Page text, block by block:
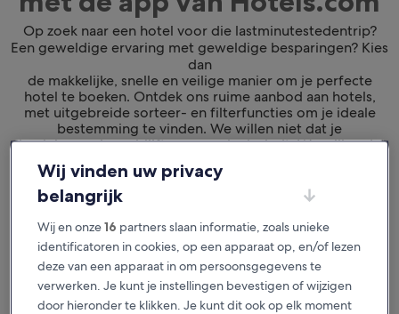
Op zoek naar een hotel voor die lastminutestedentrip?
Een geweldige ervaring met geweldige besparingen? Kies
dan
de makkelijke, snelle en veilige manier om je perfecte
hotel te boeken. Ontdek ons ruime aanbod aan hotels,
met uitgebreide sorteer- en filterfuncties om je ideale
bestemming te vinden. We willen niet dat je
de plek waar je verblijft gewoon leuk vindt. We willen dat
je het geweldig vindt.
Beschikbaar voor iOS en Android
Wij vinden uw privacy
belangrijk
Wij en onze16 partners slaan informatie, zoals unieke
identificatoren in cookies, op een apparaat op, en/of lezen
deze van een apparaat in om persoonsgegevens te
verwerken. Je kunt je instellingen bevestigen of wijzigen
door hieronder te klikken. Je kunt dit ook op elk moment